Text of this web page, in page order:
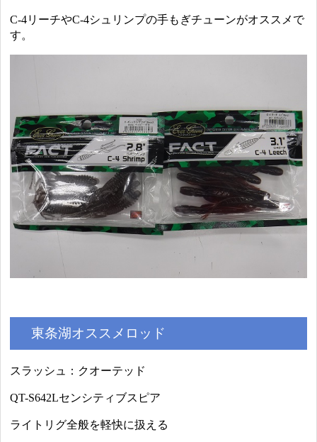
C-4リーチやC-4シュリンプの手もぎチューンがオススメで
す。
東条湖オススメロッド
スラッシュ：クオーテッド
QT-S642Lセンシティブスピア
ライトリグ全般を軽快に扱える